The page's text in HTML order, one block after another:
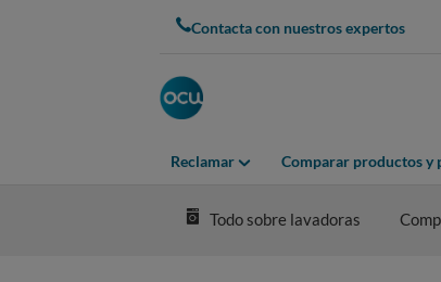
Contacta con nuestros expertos
Reclamar Comparar productos y
Todo sobre lavadoras